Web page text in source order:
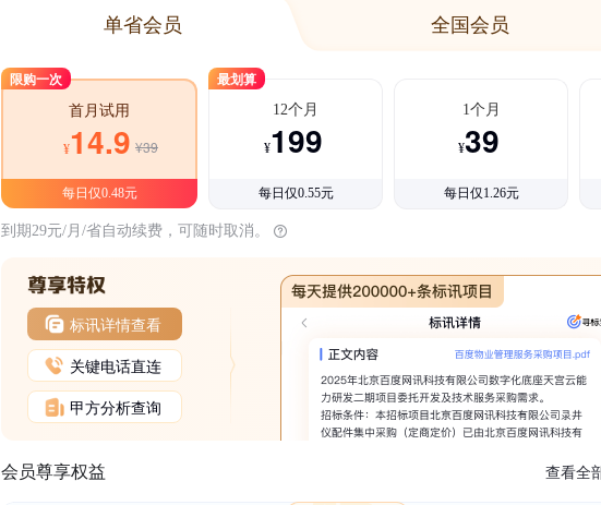
单省会员 全国会员
限购一次
首月试用
¥14.9 ¥39
每日仅0.48元
最划算
12个月
¥199
每日仅0.55元
1个月
¥39
每日仅1.26元
到期29元/月/省自动续费，可随时取消。
标讯详情查看
关键电话直连
甲方分析查询
会员尊享权益 查看全